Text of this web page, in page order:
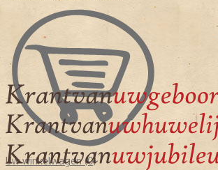
Uw winkelwagen (0)